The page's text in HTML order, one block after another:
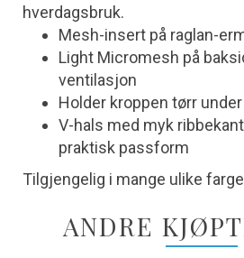
hverdagsbruk.
Mesh-insert på raglan-
Light Micromesh på
ventilasjon
Holder kroppen tørr
V-hals med myk
praktisk passform
Tilgjengelig i mange ulike
ANDRE